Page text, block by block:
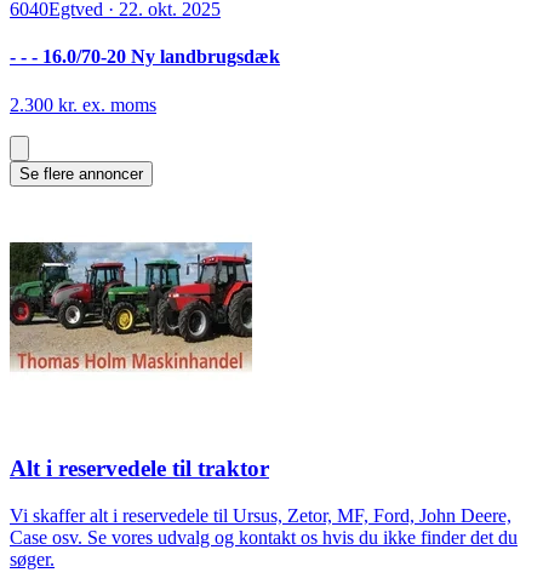
6040Egtved · 22. okt. 2025
- - - 16.0/70-20 Ny landbrugsdæk
2.300 kr. ex. moms
Se flere annoncer
Alt i reservedele til traktor
Vi skaffer alt i reservedele til Ursus, Zetor, MF, Ford, John Deere,
Case osv. Se vores udvalg og kontakt os hvis du ikke finder det du
søger.